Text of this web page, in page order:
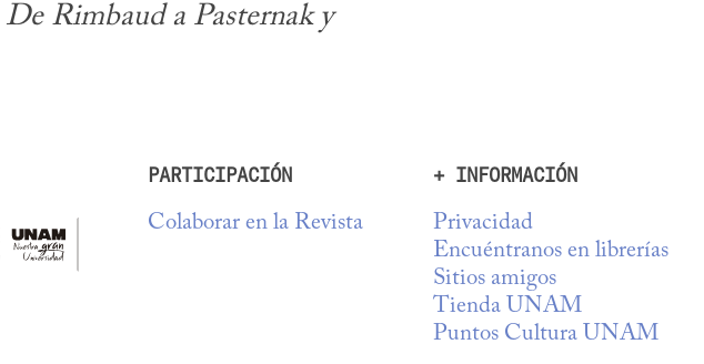
De Rimbaud a Pasternak y
PARTICIPACIÓN
Colaborar en la Revista
+ INFORMACIÓN
Privacidad
Encuéntranos en librerías
Sitios amigos
Tienda UNAM
Puntos Cultura UNAM